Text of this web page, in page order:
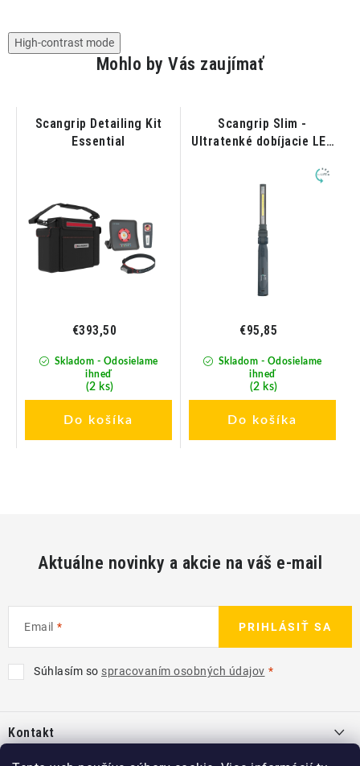
High-contrast mode
Mohlo by Vás zaujímať
Scangrip Detailing Kit
Essential
Skladom - Odosielame
ihneď
(2 ks)
€393,50
Do košíka
Scangrip Slim -
Ultratenké dobíjacie LED
Skladom - Odosielame
ihneď
(2 ks)
€95,85
Do košíka
Aktuálne novinky a akcie na váš e-mail
Email
Súhlasím so spracovaním osobných údajov
PRIHLÁSIŤ SA
pKontakt